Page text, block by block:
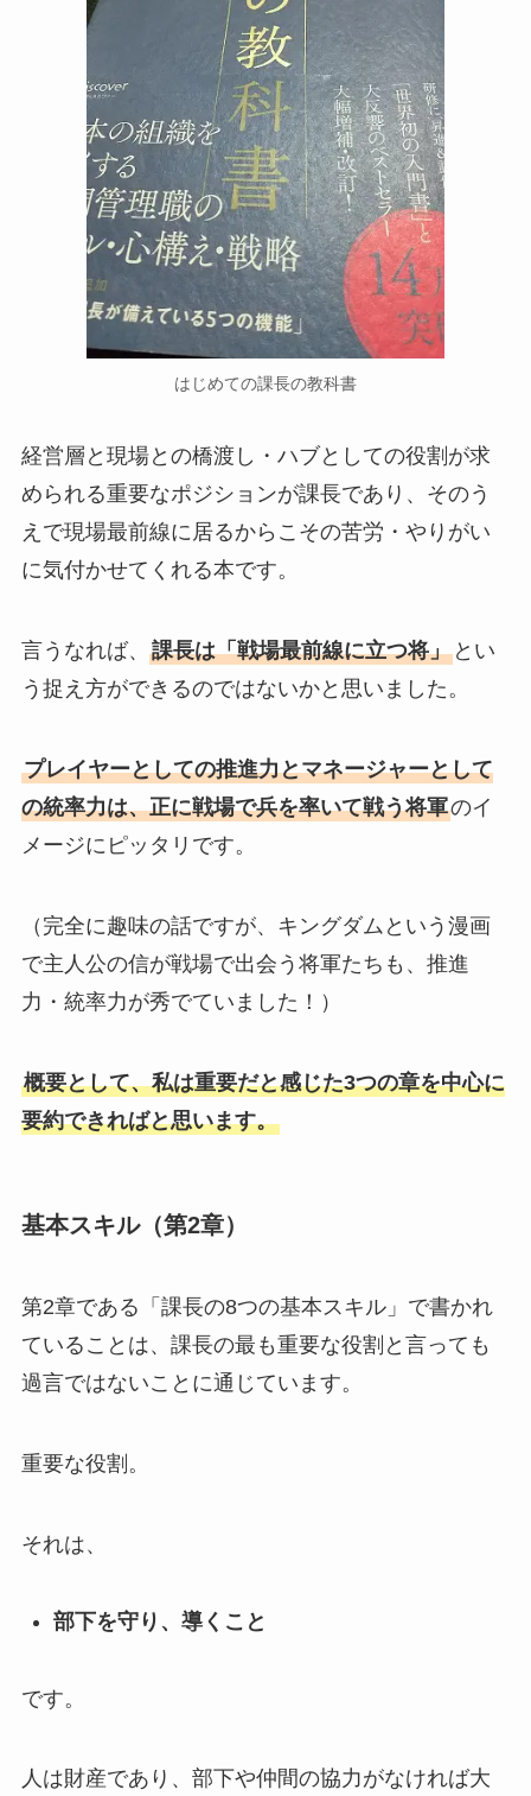
はじめての課長の教科書
経営層と現場との橋渡し・ハブとしての役割が求
められる重要なポジションが課長であり、そのう
えで現場最前線に居るからこその苦労・やりがい
に気付かせてくれる本です。
言うなれば、 課長は「戦場最前線に立つ将」とい
う捉え方ができるのではないかと思いました。
プレイヤーとしての推進力とマネージャーとして
の統率力は、正に戦場で兵を率いて戦う将軍のイ
メージにピッタリです。
（完全に趣味の話ですが、キングダムという漫画
で主人公の信が戦場で出会う将軍たちも、推進
力・統率力が秀でていました！）
概要として、私は重要だと感じた3つの章を中心に
要約できればと思います。
基本スキル（第2章）
第2章である「課長の8つの基本スキル」で書かれ
ていることは、課長の最も重要な役割と言っても
過言ではないことに通じています。
重要な役割。
それは、
部下を守り 、 導くこと
です。
人は財産であり、部下や仲間の協力がなければ大